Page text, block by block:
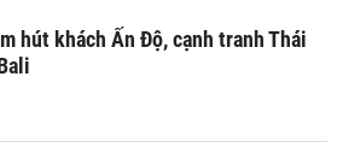
hút khách Ấn Độ, cạnh tranh Thái